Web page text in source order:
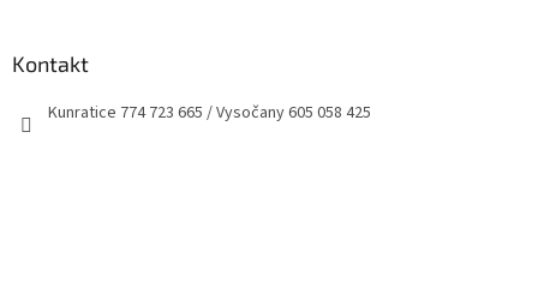
Kontakt
Kunratice 774 723 665 / Vysočany 605 058 425